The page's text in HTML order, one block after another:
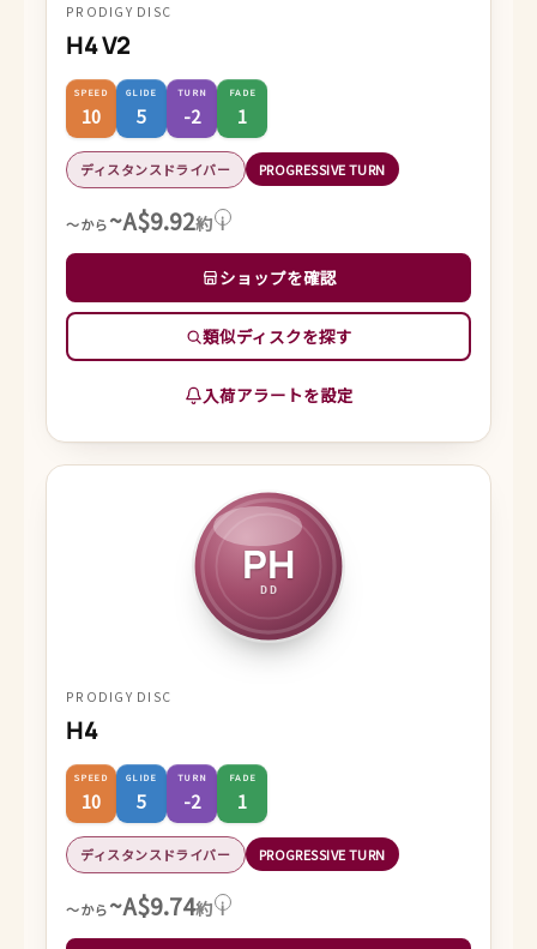
PRODIGY DISC
H4 V2
SPEED
10
GLIDE
5
TURN
-2
FADE
1
ディスタンスドライバー PROGRESSIVE TURN
～から~A$9.92約 i
ショップを確認
類似ディスクを探す
入荷アラートを設定
PH
DD
PRODIGY DISC
H4
SPEED
10
GLIDE
5
TURN
-2
FADE
1
ディスタンスドライバー PROGRESSIVE TURN
～から~A$9.74約 i